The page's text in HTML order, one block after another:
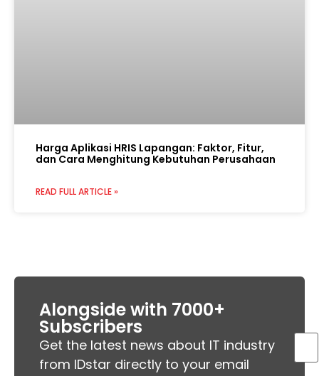
Harga Aplikasi HRIS Lapangan: Faktor, Fitur,
dan Cara Menghitung Kebutuhan Perusahaan
READ FULL ARTICLE »
Alongside with 7000+
Subscribers
Get the latest news about IT industry
from IDstar directly to your email